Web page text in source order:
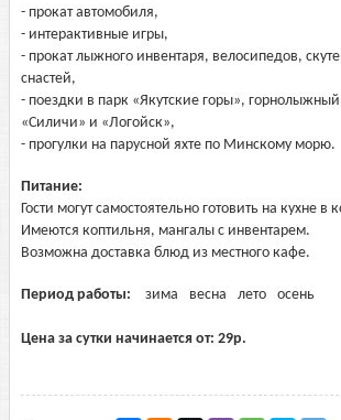
- прокат автомобиля,
- интерактивные игры,
- прокат лыжного инвентаря, велосипедов,
снастей,
- поездки в парк «Якутские горы»,
«Силичи» и «Логойск»,
- прогулки на парусной яхте по Минскому морю.
Питание:
Гости могут самостоятельно готовить на кухне в
Имеются коптильня, мангалы с инвентарем.
Возможна доставка блюд из местного кафе.
Период работы: зима весна лето осень
Цена за сутки начинается от: 29р.